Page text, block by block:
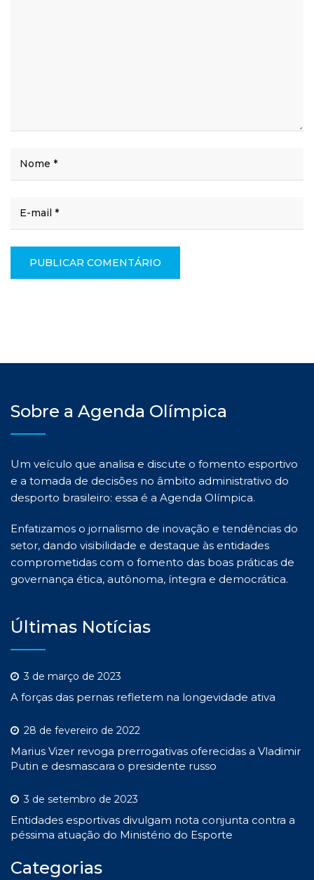
Sobre a Agenda Olímpica
Um veículo que analisa e discute o fomento esportivo
e a tomada de decisões no âmbito administrativo do
desporto brasileiro: essa é a Agenda Olímpica.
Enfatizamos o jornalismo de inovação e tendências do
setor, dando visibilidade e destaque às entidades
comprometidas com o fomento das boas práticas de
governança ética, autônoma, íntegra e democrática.
Últimas Notícias
3 de março de 2023
A forças das pernas refletem na longevidade ativa
28 de fevereiro de 2022
Marius Vizer revoga prerrogativas oferecidas a Vladimir
Putin e desmascara o presidente russo
3 de setembro de 2023
Entidades esportivas divulgam nota conjunta contra a
péssima atuação do Ministério do Esporte
Categorias